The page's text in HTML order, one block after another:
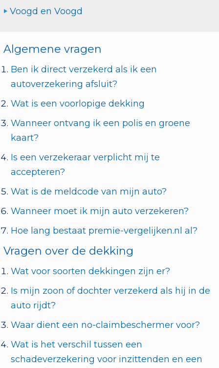
Voogd en Voogd
Algemene vragen
Ben ik direct verzekerd als ik een
autoverzekering afsluit?
Wat is een voorlopige dekking
Wanneer ontvang ik een polis en groene
kaart?
Is een verzekeraar verplicht mij te
accepteren?
Wat is de meldcode van mijn auto?
Wanneer moet ik mijn auto verzekeren?
Hoe lang bestaat premie-vergelijken.nl al?
Vragen over de dekking
Wat voor soorten dekkingen zijn er?
Is mijn zoon of dochter verzekerd als hij in de
auto rijdt?
Waar dient een no-claimbeschermer voor?
Wat is het verschil tussen een
schadeverzekering voor inzittenden en een